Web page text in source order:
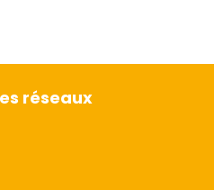
réseaux